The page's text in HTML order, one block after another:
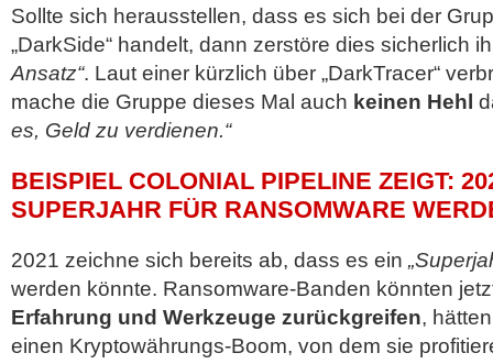
Sollte sich herausstellen, dass es sich bei der
„DarkSide“ handelt, dann zerstöre dies sicherlich
Ansatz“. Laut einer kürzlich über „DarkTracer“
mache die Gruppe dieses Mal auch keinen Hehl
es, Geld zu verdienen.“
BEISPIEL COLONIAL PIPELINE ZEIGT:
SUPERJAHR FÜR RANSOMWARE
2021 zeichne sich bereits ab, dass es ein
werden könnte. Ransomware-Banden könnten
Erfahrung und Werkzeuge zurückgreifen,
einen Kryptowährungs-Boom, von dem sie